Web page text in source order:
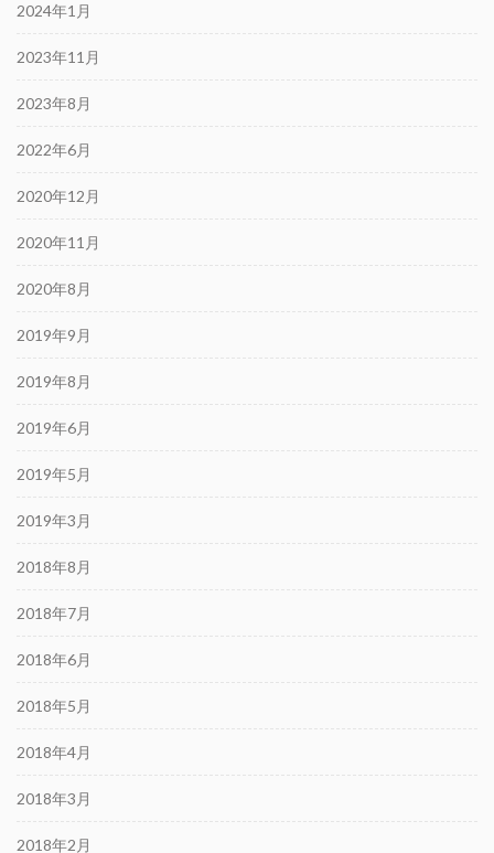
2024年1月
2023年11月
2023年8月
2022年6月
2020年12月
2020年11月
2020年8月
2019年9月
2019年8月
2019年6月
2019年5月
2019年3月
2018年8月
2018年7月
2018年6月
2018年5月
2018年4月
2018年3月
2018年2月